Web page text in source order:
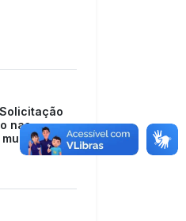
Solicitação
nas
de